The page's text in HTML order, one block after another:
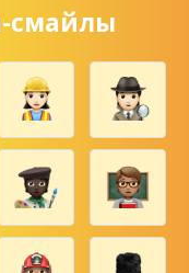
смайлы